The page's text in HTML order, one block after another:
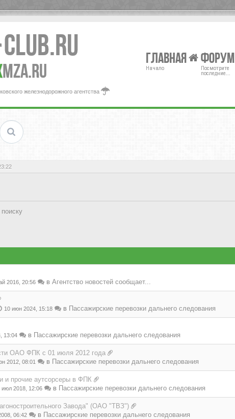
Club.RU
MZA.RU
железнодорожного агентства
Главная
Начало
Форум
Посмотрите
последние...
2016, 20:56 в Агентство новостей сообщает...
10 июн 2024, 15:18 в Пассажирские перевозки дальнего следования
13:04 в Пассажирские перевозки дальнего следования
ОАО ФПК с 01 июля 2012 года
2012, 08:01 в Пассажирские перевозки дальнего следования
и прочие аутсорсеры в ФПК
июл 2018, 12:06 в Пассажирские перевозки дальнего следования
Завода" (ОАО "ТВЗ")
06:42 в Пассажирские перевозки дальнего следования